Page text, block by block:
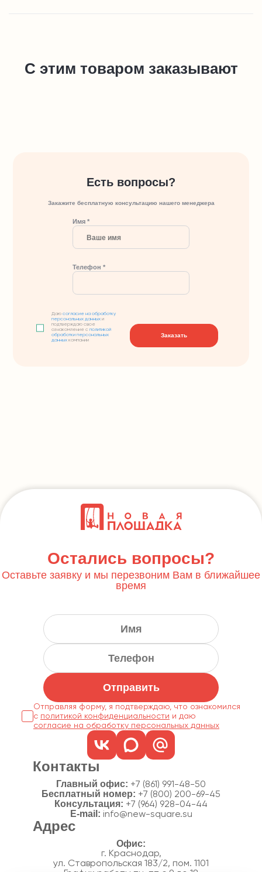
С этим товаром заказывают
Есть вопросы?
Закажите бесплатную консультацию нашего менеджера
Имя *
Телефон *
Даюсогласие на обработку
персональных данных и
подтверждаю свое
ознакомление сполитикой
обработки персональных
данных компании
Заказать
Остались вопросы?
Оставьте заявку и мы перезвоним Вам в ближайшее
время
Отправить
Отправляя форму, я подтверждаю, что ознакомился
с политикой конфиденциальности
согласие на обработку персональных данных
Контакты
Главный офис: +7 (861) 991-48-50
Бесплатный номер: +7 (800) 200-69-45
Консультация: +7 (964) 928-04-44
E-mail: info@new-square.su
Адрес
г. Краснодар,
ул. Ставропольская 183/2, пом. 1101